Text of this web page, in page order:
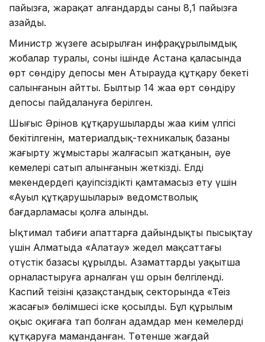
пайызға, жарақат алғандардың саны 8,1 пайызға
азайды.
Министр жүзеге асырылған инфрақұрылымдық
жобалар туралы, соның ішінде Астана қаласында
өрт сөндіру депосы мен Атырауда құтқару бекеті
салынғанын айтты. Былтыр 14 жаңа өрт сөндіру
депосы пайдалануға берілген.
Шыңғыс Әрінов құтқарушылардың жаңа киім үлгісі
бекітілгенін, материалдық-техникалық базаны
жаңғырту жұмыстары жалғасып жатқанын, әуе
кемелері сатып алынғанын жеткізді. Елді
мекендердегі қауіпсіздікті қамтамасыз ету үшін
«Ауыл құтқарушылары» ведомстволық
бағдарламасы қолға алынды.
Ықтимал табиғи апаттарға дайындықты пысықтау
үшін Алматыда «Алатау» жедел мақсаттағы
оңтүстік базасы құрылды. Азаматтарды уақытша
орналастыруға арналған үш орын белгіленді.
Каспий теңізінің қазақстандық секторында «Теңіз
жасағы» бөлімшесі іске қосылды. Бұл құрылым
оқыс оқиғаға тап болған адамдар мен кемелерді
құтқаруға маманданған. Төтенше жағдай